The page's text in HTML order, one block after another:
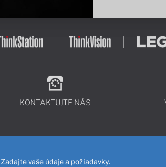
KONTAKTUJTE NÁS
Zadajte vaše údaje a požiadavky.